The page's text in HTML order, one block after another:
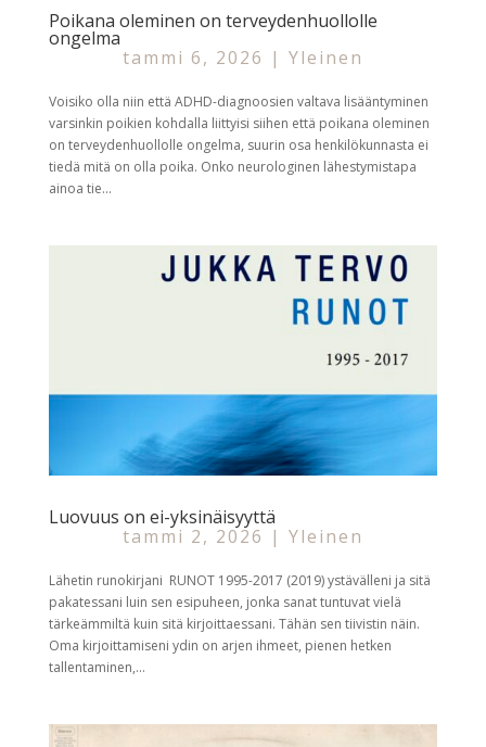
Poikana oleminen on terveydenhuollolle
ongelma
tammi 6, 2026 | Yleinen
Voisiko olla niin että ADHD-diagnoosien valtava lisääntyminen
varsinkin poikien kohdalla liittyisi siihen että poikana oleminen
on terveydenhuollolle ongelma, suurin osa henkilökunnasta ei
tiedä mitä on olla poika. Onko neurologinen lähestymistapa
ainoa tie...
Luovuus on ei-yksinäisyyttä
tammi 2, 2026 | Yleinen
Lähetin runokirjani RUNOT 1995-2017 (2019) ystävälleni ja sitä
pakatessani luin sen esipuheen, jonka sanat tuntuvat vielä
tärkeämmiltä kuin sitä kirjoittaessani. Tähän sen tiivistin näin.
Oma kirjoittamiseni ydin on arjen ihmeet, pienen hetken
tallentaminen,...